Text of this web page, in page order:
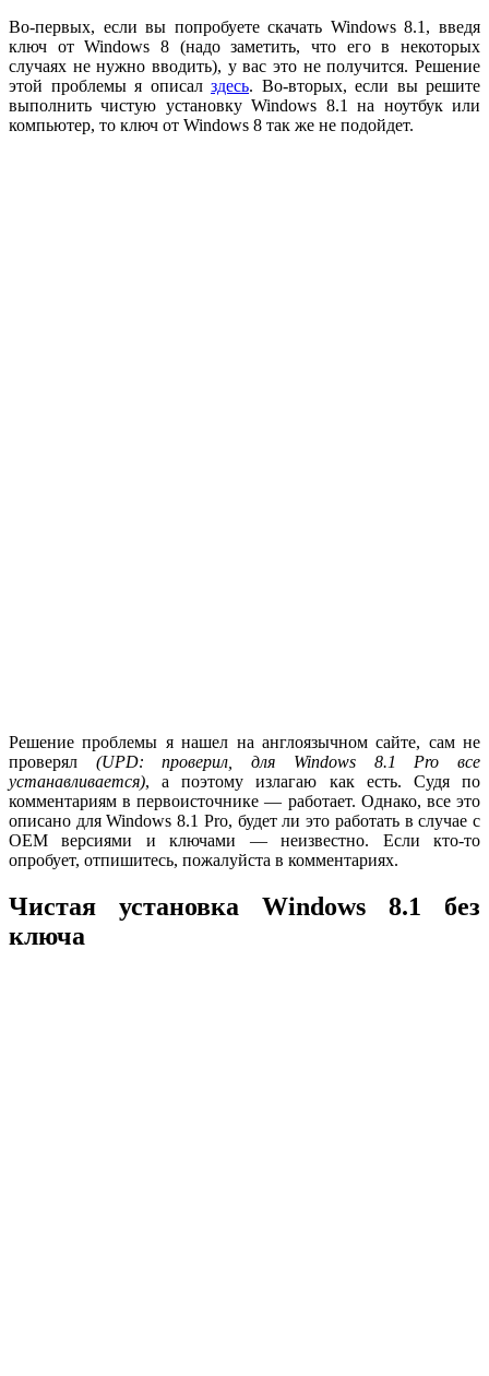
Во-первых, если вы попробуете скачать Windows 8.1, введя
ключ от Windows 8 (надо заметить, что его в некоторых
случаях не нужно вводить), у вас это не получится. Решение
этой проблемы я описал здесь. Во-вторых, если вы решите
выполнить чистую установку Windows 8.1 на ноутбук или
компьютер, то ключ от Windows 8 так же не подойдет.
Решение проблемы я нашел на англоязычном сайте, сам не
проверял (UPD: проверил, для Windows 8.1 Pro все
устанавливается), а поэтому излагаю как есть. Судя по
комментариям в первоисточнике — работает. Однако, все это
описано для Windows 8.1 Pro, будет ли это работать в случае с
OEM версиями и ключами — неизвестно. Если кто-то
опробует, отпишитесь, пожалуйста в комментариях.
Чистая установка Windows 8.1 без
ключа